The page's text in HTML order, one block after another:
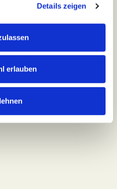
Details zeigen
erlauben